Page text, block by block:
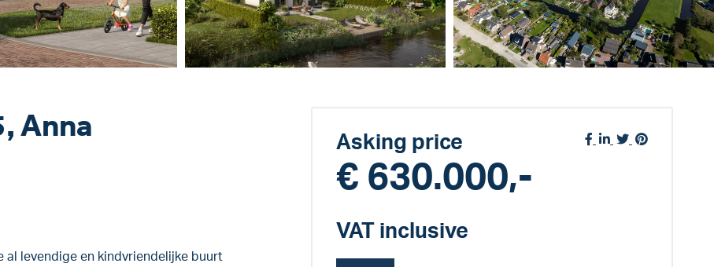
Anna
al levendige en kindvriendelijke buurt
Asking price
€ 630.000,-
VAT inclusive